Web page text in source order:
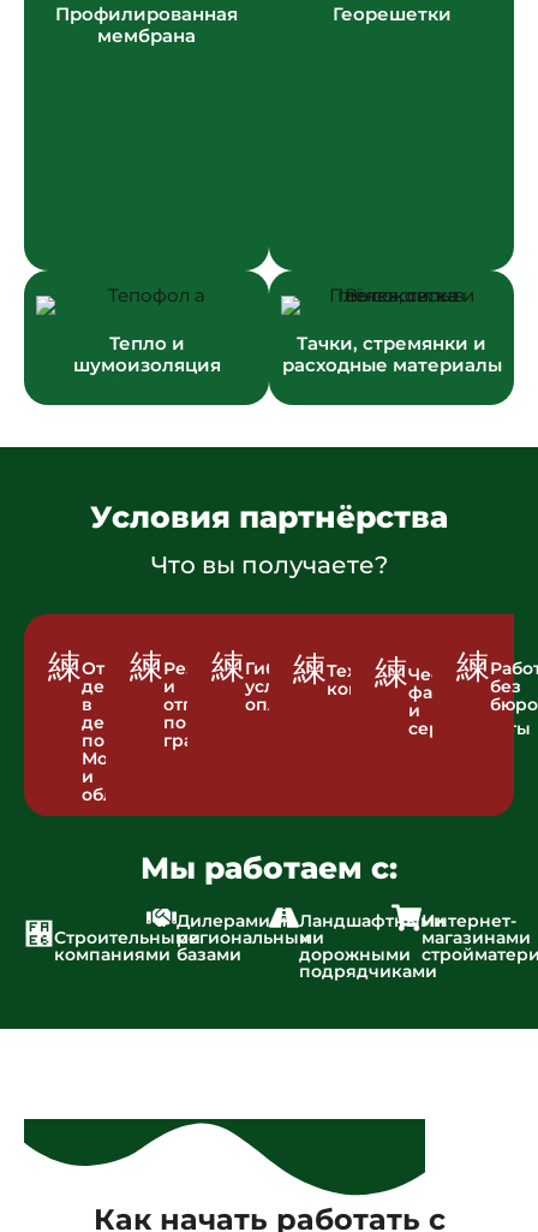
Профилированная
мембрана
Георешетки
Тепло и
шумоизоляция
Тачки, стремянки и
расходные материалы
Условия партнёрства
Что вы получаете?
Отгрузка
день
в
день
по
Москве
и
области
Резерв
и
отгрузка
по
графику
Гибкие
условия
оплаты
Техническая
консультация
Честная
фасовка
и
сертификаты
без
Мы работаем с:
Строительными
компаниями
Дилерами и
региональными
базами
Ландшафтными
и
дорожными
подрядчиками
Интернет-
магазинами
Как начать работать с